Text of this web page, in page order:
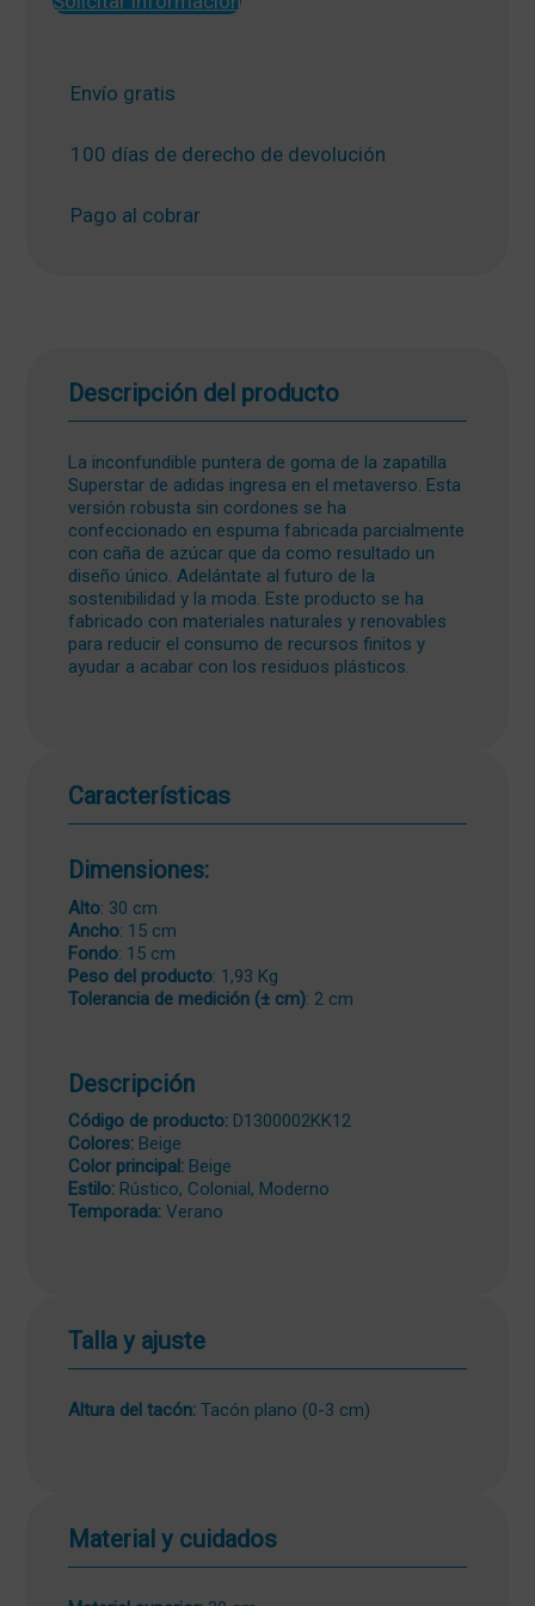
Envío gratis
100 días de derecho de devolución
Pago al cobrar
Descripción del producto
La inconfundible puntera de goma de la zapatilla
Superstar de adidas ingresa en el metaverso. Esta
versión robusta sin cordones se ha
confeccionado en espuma fabricada parcialmente
con caña de azúcar que da como resultado un
diseño único. Adelántate al futuro de la
sostenibilidad y la moda. Este producto se ha
fabricado con materiales naturales y renovables
para reducir el consumo de recursos finitos y
ayudar a acabar con los residuos plásticos.
Características
Dimensiones:
Alto: 30 cm
Ancho: 15 cm
Fondo: 15 cm
Peso del producto: 1,93 Kg
Tolerancia de medición (± cm): 2 cm
Descripción
Código de producto: D1300002KK12
Colores: Beige
Color principal: Beige
Estilo: Rústico, Colonial, Moderno
Temporada: Verano
Talla y ajuste
Altura del tacón: Tacón plano (0-3 cm)
Material y cuidados